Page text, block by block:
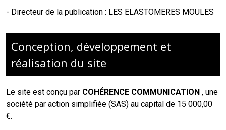
- Directeur de la publication : LES ELASTOMERES MOULES
Conception, développement et
réalisation du site
Le site est conçu par COHÉRENCE COMMUNICATION , une
société par action simplifiée (SAS) au capital de 15 000,00
€.